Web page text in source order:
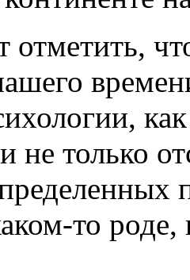
отметить,
не только
то